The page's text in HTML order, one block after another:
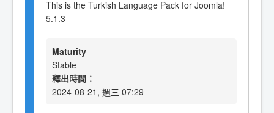
This is the Turkish Language Pack for Joomla!
5.1.3
Maturity
Stable
釋出時間：
2024-08-21, 週三 07:29